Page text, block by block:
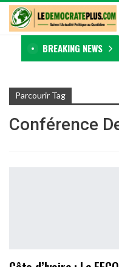
BREAKING NEWS
Parcourir Tag
Conférence